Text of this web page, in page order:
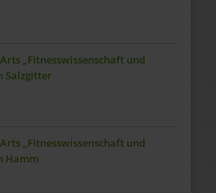
„Fitnesswissenschaft und
Salzgitter
„Fitnesswissenschaft und
Hamm